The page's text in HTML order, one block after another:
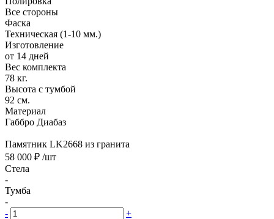
Все стороны
Фаска
Техническая (1-10 мм.)
Изготовление
от 14 дней
Вес комплекта
78 кг.
Высота с тумбой
92 см.
Материал
Габбро Диабаз
Памятник LK2668 из гранита
58 000 ₽ /шт
Стела
-
Тумба
-
-
+